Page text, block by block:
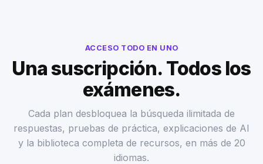
ACCESO TODO EN UNO
Una suscripción. Todos los
exámenes.
Cada plan desbloquea la búsqueda ilimitada de
respuestas, pruebas de práctica, explicaciones de AI
y la biblioteca completa de recursos, en más de 20
idiomas.